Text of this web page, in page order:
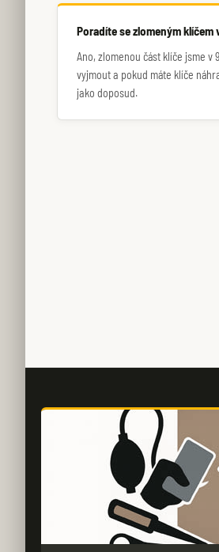
Poradíte se zlomeným klíčem
Ano, zlomenou část klíče jsme v
vyjmout a pokud máte klíče
jako doposud.